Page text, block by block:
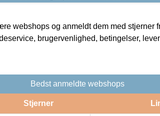
webshops og anmeldt dem med stjerner
brugervenlighed, betingelser,
Bedst anmeldte webshops
Stjerner